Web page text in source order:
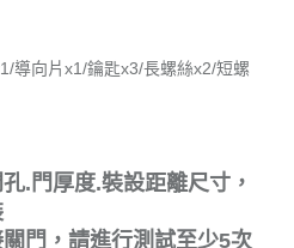
導向片x1/鑰匙x3/長螺絲x2/短螺
.門厚度.裝設距離尺寸，
門，請進行測試至少5次